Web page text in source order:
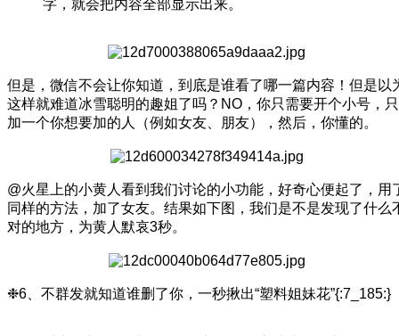
字，就会把内容全部显示出来。
但是，微信不会让你知道，到底是谁看了哪一篇内容！但是以
这样就难道冰雪聪明的趣姐了吗？NO，你只需要开个小号，只
加一个你想要加的人（例如女友、朋友），然后，你懂的。
@火星上的小黄人看到我们讨论的小功能，好奇心便起了，用
同样的方法，加了女友。结果如下图，我们是不是发现了什么
对的地方，为黄人默哀3秒。
❉6、不群发就知道谁删了你，一秒揪出“塑料姐妹花”{:7_185:}